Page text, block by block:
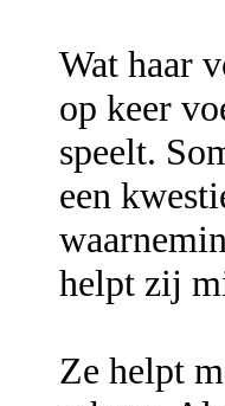
Wat haar
op keer
speelt.
een
helpt zij
Ze helpt